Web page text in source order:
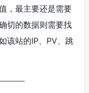
，最主要还是需要
切的数据则需要找
该站的IP、PV、跳